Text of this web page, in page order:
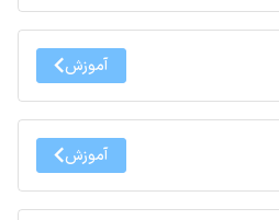
آموزش
آموزش